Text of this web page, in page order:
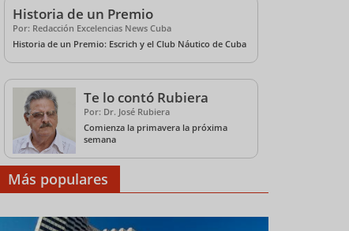
Grand Memories Santa
Maria, una escapada al
paraíso
Turismo cubano
impulsa talleres de
verano con enfoque
Historia de un Premio
Por: Redacción Excelencias News Cuba
Historia de un Premio: Escrich y el Club Náutico de Cuba
Te lo contó Rubiera
Por: Dr. José Rubiera
Comienza la primavera la próxima
semana
Más populares